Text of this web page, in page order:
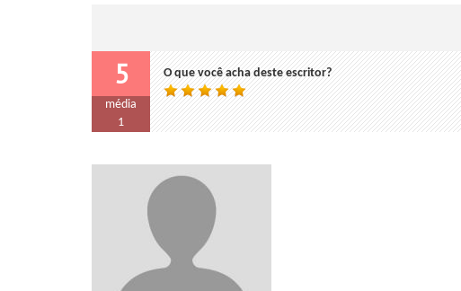
5
média
1
O que você acha deste escritor?